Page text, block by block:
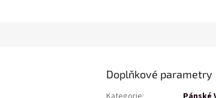
Doplňkové parametry